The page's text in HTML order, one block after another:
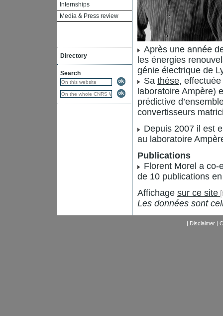
Internships
Media & Press review
Directory
Search
Après une année
les énergies
génie électrique de
Sa thèse,
laboratoire Ampère)
prédictive
convertisseurs
Depuis 2007 il est
au laboratoire
Publications
Florent Morel a co-
de 10 publications
Affichage sur ce site
Les données sont
| Disclaimer|